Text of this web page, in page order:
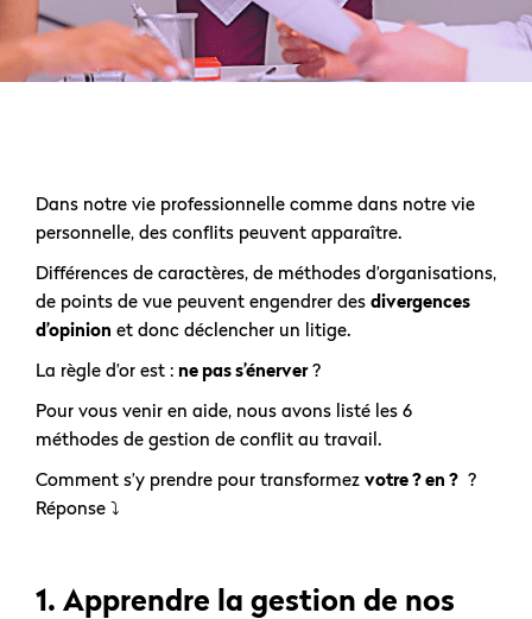
Dans notre vie professionnelle comme dans notre vie
personnelle, des conflits peuvent apparaître.
Différences de caractères, de méthodes d’organisations,
de points de vue peuvent engendrer des divergences
d’opinion et donc déclencher un litige.
La règle d’or est : ne pas s’énerver?
Pour vous venir en aide, nous avons listé les 6
méthodes de gestion de conflit au travail.
Comment s’y prendre pour transformez votre ? en ? ?
Réponse ⤵
1. Apprendre la gestion de nos